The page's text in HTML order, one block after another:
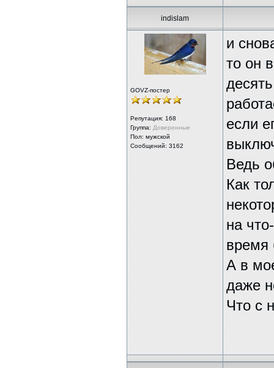
indislam
GOVZ-постер
Репутация: 168
Группа: Доверенные
Пол: мужской
Сообщений: 3162
и
то он
если
Ведь
Как
на
время
А в
даже
Что с